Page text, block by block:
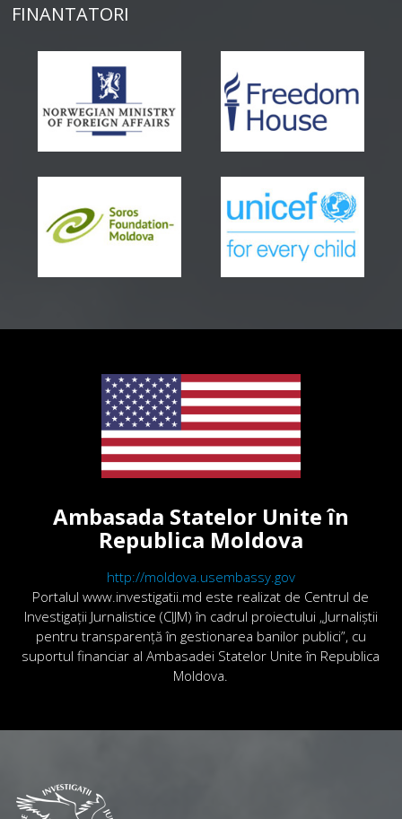
FINANTATORI
Ambasada Statelor Unite în
Republica Moldova
http://moldova.usembassy.gov
Portalul www.investigatii.md este realizat de Centrul de
Investigații Jurnalistice (CIJM) în cadrul proiectului „Jurnaliștii
pentru transparență în gestionarea banilor publici”, cu
suportul financiar al Ambasadei Statelor Unite în Republica
Moldova.